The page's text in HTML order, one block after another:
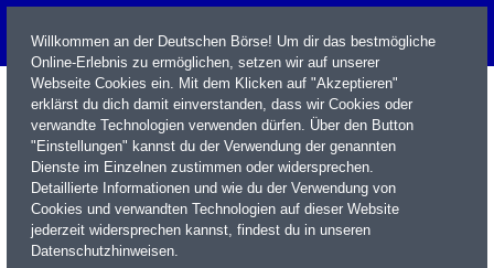
Name / WKN / ISIN / Kürzel
Willkommen an der Deutschen Börse! Um dir das bestmögliche
Online-Erlebnis zu ermöglichen, setzen wir auf unserer
Webseite Cookies ein. Mit dem Klicken auf "Akzeptieren"
erklärst du dich damit einverstanden, dass wir Cookies oder
verwandte Technologien verwenden dürfen. Über den Button
"Einstellungen" kannst du der Verwendung der genannten
Dienste im Einzelnen zustimmen oder widersprechen.
Detaillierte Informationen und wie du der Verwendung von
Cookies und verwandten Technologien auf dieser Website
jederzeit widersprechen kannst, findest du in unseren
Datenschutzhinweisen.